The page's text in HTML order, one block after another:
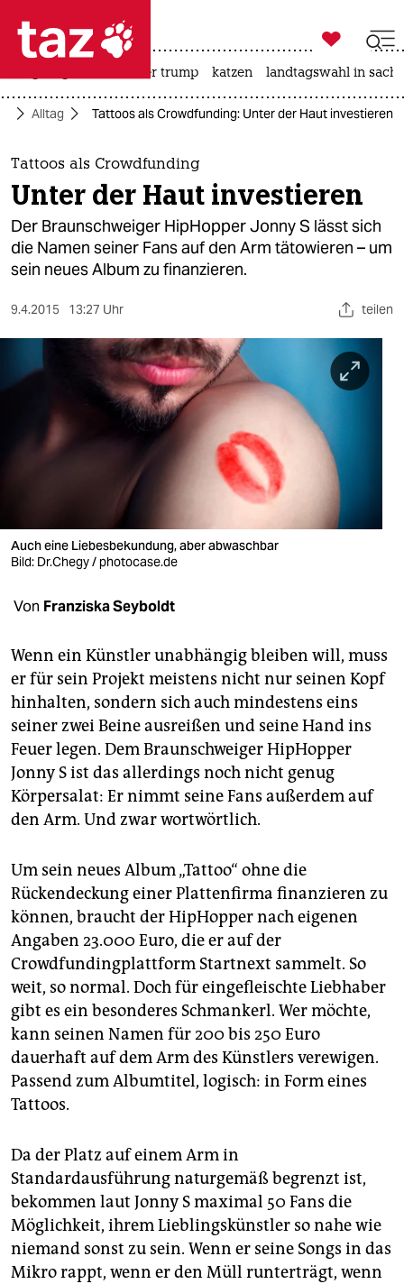
 taz zahl ich
taz zahl ich
themen
politik
öko
sport
berlin
nord
verlag
verlag
veranstaltungen
fragen & hilfe
unterstützen
abo
genossenschaft
epaper login

taz zahl ich
usa unter trump katzen landtagswahl in
Alltag Tattoos als Crowdfunding: Unter der Haut investieren
Tattoos als Crowdfunding
Unter der Haut investieren
Der Braunschweiger HipHopper Jonny S lässt sich
die Namen seiner Fans auf den Arm tätowieren – um
sein neues Album zu finanzieren.
9.4.2015 13:27 Uhr teilen
Auch eine Liebesbekundung, aber abwaschbar
Bild: Dr.Chegy / photocase.de
Von Franziska Seyboldt
Wenn ein Künstler unabhängig bleiben will, muss
er für sein Projekt meistens nicht nur seinen Kopf
hinhalten, sondern sich auch mindestens eins
seiner zwei Beine ausreißen und seine Hand ins
Feuer legen. Dem Braunschweiger HipHopper
Jonny S ist das allerdings noch nicht genug
Körpersalat: Er nimmt seine Fans außerdem auf
den Arm. Und zwar wortwörtlich.
Um sein neues Album „Tattoo“ ohne die
Rückendeckung einer Plattenfirma finanzieren zu
können, braucht der HipHopper nach eigenen
Angaben 23.000 Euro, die er auf der
Crowdfundingplattform Startnext sammelt. So
weit, so normal. Doch für eingefleischte Liebhaber
gibt es ein besonderes Schmankerl. Wer möchte,
kann seinen Namen für 200 bis 250 Euro
dauerhaft auf dem Arm des Künstlers verewigen.
Passend zum Albumtitel, logisch: in Form eines
Tattoos.
Da der Platz auf einem Arm in
Standardausführung naturgemäß begrenzt ist,
bekommen laut Jonny S maximal 50 Fans die
Möglichkeit, ihrem Lieblingskünstler so nahe wie
niemand sonst zu sein. Wenn er seine Songs in das
Mikro rappt, wenn er den Müll runterträgt, wenn